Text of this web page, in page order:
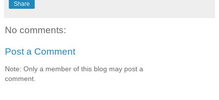
Share
No comments:
Post a Comment
Note: Only a member of this blog may post a
comment.